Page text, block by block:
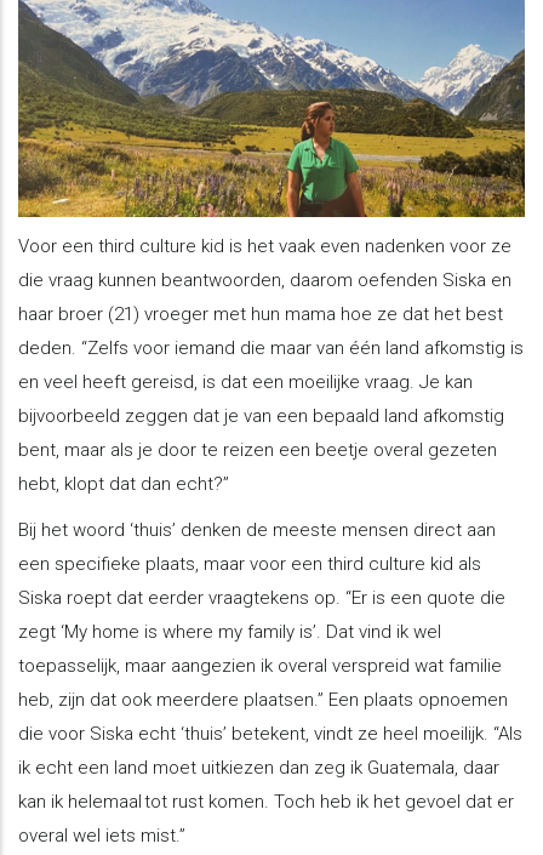
Voor een third culture kid is het vaak even nadenken voor ze
die vraag kunnen beantwoorden, daarom oefenden Siska en
haar broer (21) vroeger met hun mama hoe ze dat het best
deden. “Zelfs voor iemand die maar van één land afkomstig is
en veel heeft gereisd, is dat een moeilijke vraag. Je kan
bijvoorbeeld zeggen dat je van een bepaald land afkomstig
bent, maar als je door te reizen een beetje overal gezeten
hebt, klopt dat dan echt?”
Bij het woord ‘thuis’ denken de meeste mensen direct aan
een specifieke plaats, maar voor een third culture kid als
Siska roept dat eerder vraagtekens op. “Er is een quote die
zegt ‘My home is where my family is’. Dat vind ik wel
toepasselijk, maar aangezien ik overal verspreid wat familie
heb, zijn dat ook meerdere plaatsen.” Een plaats opnoemen
die voor Siska echt ‘thuis’ betekent, vindt ze heel moeilijk. “Als
ik echt een land moet uitkiezen dan zeg ik Guatemala, daar
kan ik helemaal tot rust komen. Toch heb ik het gevoel dat er
overal wel iets mist.”